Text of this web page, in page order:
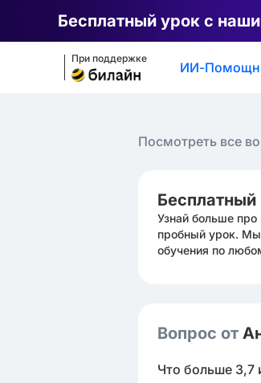
Бесплатный урок с
При поддержке
ИИ-
Посмотреть все
Узнай больше
пробный урок. Мы
обучения по
Вопрос от
Что больше 3,7